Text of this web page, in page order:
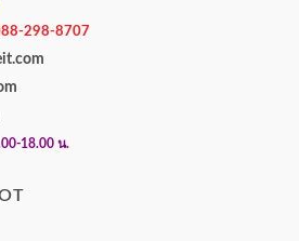
298-8707
18.00 น.